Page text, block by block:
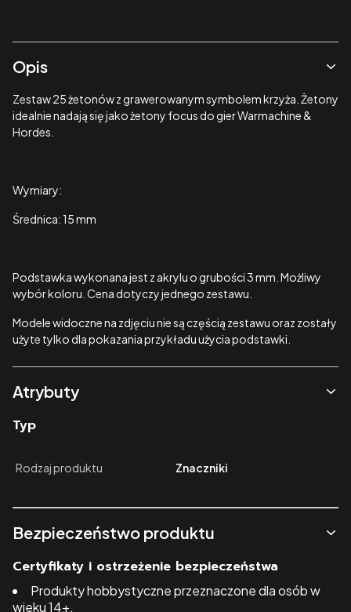
Opis
Zestaw 25 żetonów z grawerowanym symbolem krzyża. Żetony
idealnie nadają się jako żetony focus do gier Warmachine &
Hordes.
Wymiary:
Średnica: 15 mm
Podstawka wykonana jest z akrylu o grubości 3 mm. Możliwy
wybór koloru. Cena dotyczy jednego zestawu.
Modele widoczne na zdjęciu nie są częścią zestawu oraz zostały
użyte tylko dla pokazania przykładu użycia podstawki.
Atrybuty
Typ
Rodzaj produktu Znaczniki
Bezpieczeństwo produktu
Certyfikaty i ostrzeżenie bezpieczeństwa
Produkty hobbystyczne przeznaczone dla osób w
wieku 14+.